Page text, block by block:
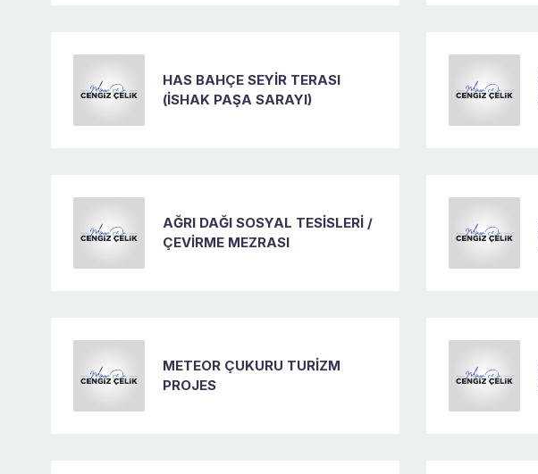
HAS BAHÇE SEYİR TERASI
(İSHAK PAŞA SARAYI)
AĞRI DAĞI SOSYAL TESİSLERİ /
ÇEVİRME MEZRASI
METEOR ÇUKURU TURİZM
PROJES